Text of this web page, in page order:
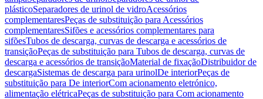
plásticoSeparadores de urinol de vidroAcessórios
complementaresPeças de substituição para Acessórios
complementaresSifões e acessórios complementares para
sifõesTubos de descarga, curvas de descarga e acessórios de
transiçãoPeças de substituição para Tubos de descarga, curvas de
descarga e acessórios de transiçãoMaterial de fixaçãoDistribuidor de
descargaSistemas de descarga para urinolDe interiorPeças de
substituição para De interiorCom acionamento eletrónico,
alimentação elétricaPeças de substituição para Com acionamento